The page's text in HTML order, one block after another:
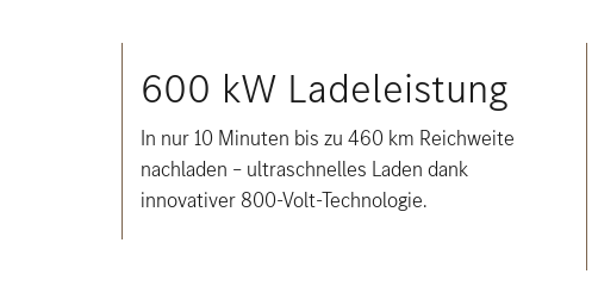
600 kW Ladeleistung
In nur 10 Minuten bis zu 460 km Reichweite
nachladen – ultraschnelles Laden dank
innovativer 800-Volt-Technologie.